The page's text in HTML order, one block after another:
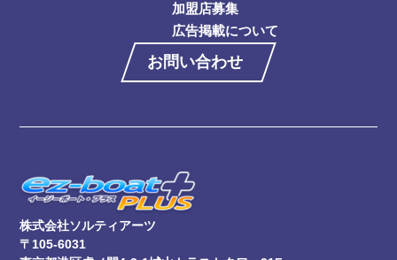
加盟店募集
広告掲載について
お問い合わせ
株式会社ソルティアーツ
〒105-6031